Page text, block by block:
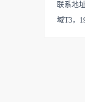
联系地
域T3，